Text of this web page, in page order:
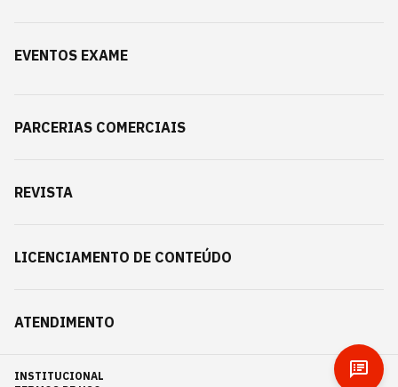
EVENTOS EXAME
PARCERIAS COMERCIAIS
REVISTA
LICENCIAMENTO DE CONTEÚDO
ATENDIMENTO
INSTITUCIONAL